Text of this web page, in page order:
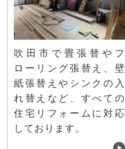
吹田市で畳張替やフ
ローリング張替え、壁
紙張替えやシンクの入
れ替えなど、すべての
住宅リフォームに対応
しております。